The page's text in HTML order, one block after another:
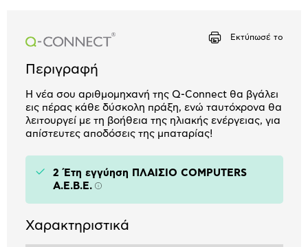
Εκτύπωσέ το
Περιγραφή
Η νέα σου αριθμομηχανή της Q-Connect θα βγάλει
εις πέρας κάθε δύσκολη πράξη, ενώ ταυτόχρονα θα
λειτουργεί με τη βοήθεια της ηλιακής ενέργειας, για
απίστευτες αποδόσεις της μπαταρίας!
2 Έτη εγγύηση ΠΛΑΙΣΙΟ COMPUTERS
A.E.B.E. Πληροφορίες
Χαρακτηριστικά